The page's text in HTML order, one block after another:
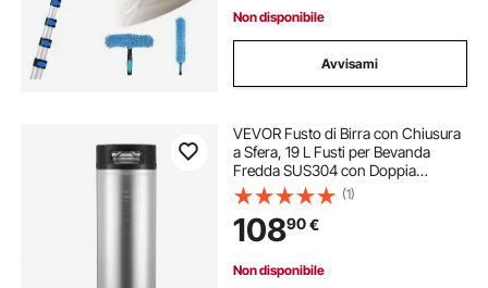
Non disponibile
Avvisami
VEVOR Fusto di Birra con Chiusura
a Sfera, 19 L Fusti per Bevanda
Fredda SUS304 con Doppia
Maniglia in Gomma e Fondo in
Gomma Resistente, Attrezzatura
per Produzione di Birra, 1 Pezzo
(1)
10890€
Non disponibile